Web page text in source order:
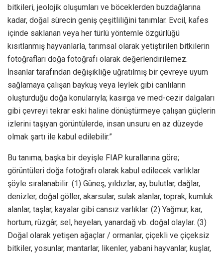
bitkileri, jeolojik oluşumları ve böceklerden buzdağlarına
kadar, doğal sürecin geniş çeşitliliğini tanımlar. Evcil, kafes
içinde saklanan veya her türlü yöntemle özgürlüğü
kısıtlanmış hayvanlarla, tarımsal olarak yetiştirilen bitkilerin
fotoğrafları doğa fotoğrafı olarak değerlendirilemez.
İnsanlar tarafından değişikliğe uğratılmış bir çevreye uyum
sağlamaya çalışan baykuş veya leylek gibi canlıların
oluşturduğu doğa konularıyla; kasırga ve med-cezir dalgaları
gibi çevreyi tekrar eski haline dönüştürmeye çalışan güçlerin
izlerini taşıyan görüntülerde, insan unsuru en az düzeyde
olmak şartı ile kabul edilebilir.”
Bu tanıma, başka bir deyişle FIAP kurallarına göre;
görüntüleri doğa fotoğrafı olarak kabul edilecek varlıklar
şöyle sıralanabilir: (1) Güneş, yıldızlar, ay, bulutlar, dağlar,
denizler, doğal göller, akarsular, sulak alanlar, toprak, kumluk
alanlar, taşlar, kayalar gibi cansız varlıklar. (2) Yağmur, kar,
hortum, rüzgâr, sel, heyelan, yanardağ vb. doğal olaylar. (3)
Doğal olarak yetişen ağaçlar / ormanlar, çiçekli ve çiçeksiz
bitkiler, yosunlar, mantarlar, likenler, yabani hayvanlar, kuşlar,